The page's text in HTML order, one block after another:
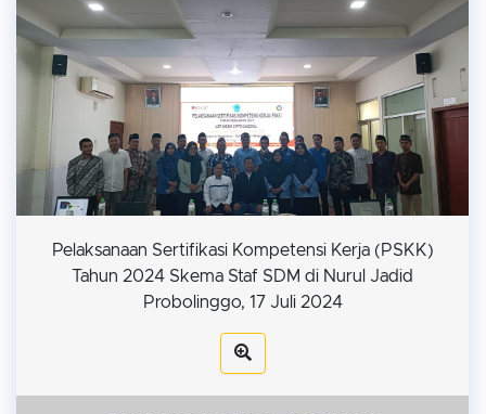
Pelaksanaan Sertifikasi Kompetensi Kerja (PSKK)
Tahun 2024 Skema Staf SDM di Nurul Jadid
Probolinggo, 17 Juli 2024